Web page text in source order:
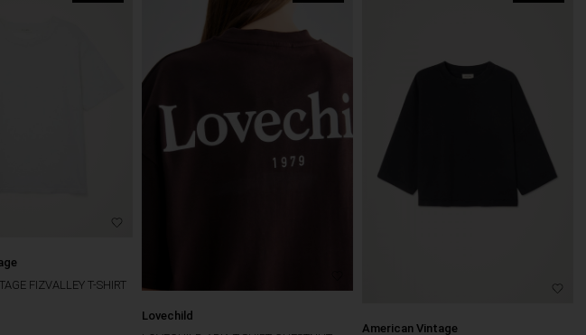
FIZVALLEY T-SHIRT
Lovechild
American Vintage